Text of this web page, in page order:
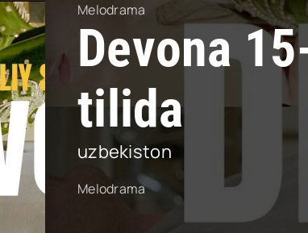
Melodrama
Devona
tilida
uzbekiston
Melodrama